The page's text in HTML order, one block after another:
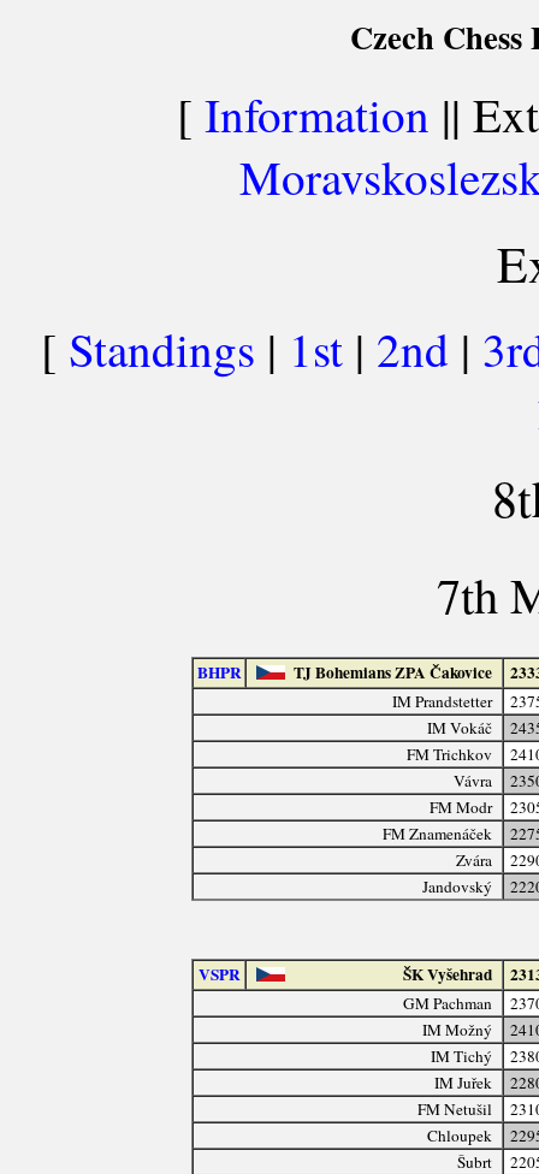
Czech
[ Information ||
[ Standings | 1st | 2nd |
7th
BHPR TJ Bohemians ZPA Čakovice
IM Prandstetter
IM Vokáč
FM Trichkov
Vávra
FM Modr
FM Znamenáček
Zvára
Jandovský
VSPR ŠK Vyšehrad
GM Pachman
IM Možný
IM Tichý
IM Juřek
FM Netušil
Chloupek
Šubrt